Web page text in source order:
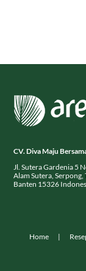
CV. Diva Maju
Jl. Sutera Gardenia 5
Alam Sutera, Serpong,
Banten 15326
Home